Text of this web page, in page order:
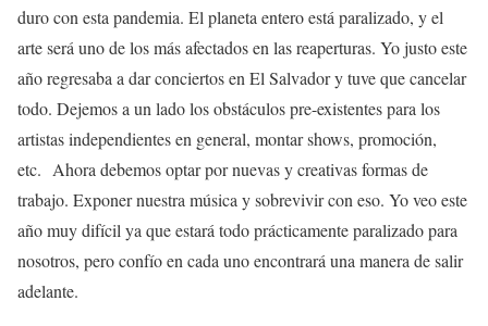
duro con esta pandemia. El planeta entero está paralizado, y el
arte será uno de los más afectados en las reaperturas. Yo justo este
año regresaba a dar conciertos en El Salvador y tuve que cancelar
todo. Dejemos a un lado los obstáculos pre-existentes para los
artistas independientes en general, montar shows, promoción,
etc. Ahora debemos optar por nuevas y creativas formas de
trabajo. Exponer nuestra música y sobrevivir con eso. Yo veo este
año muy difícil ya que estará todo prácticamente paralizado para
nosotros, pero confío en cada uno encontrará una manera de salir
adelante.